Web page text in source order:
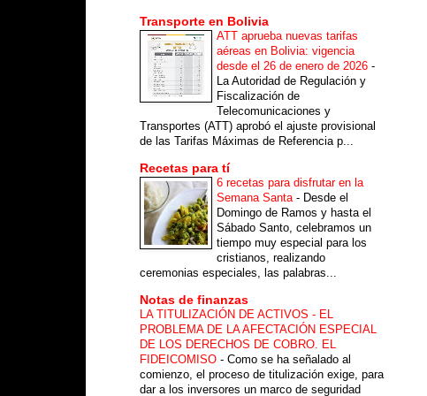
Transporte en Bolivia
ATT aprueba nuevas tarifas
aéreas en Bolivia: vigencia
desde el 26 de enero de 2026 -
La Autoridad de Regulación y
Fiscalización de
Telecomunicaciones y
Transportes (ATT) aprobó el ajuste provisional
de las Tarifas Máximas de Referencia p...
Recetas para tí
6 recetas para disfrutar en la
Semana Santa - Desde el
Domingo de Ramos y hasta el
Sábado Santo, celebramos un
tiempo muy especial para los
cristianos, realizando
ceremonias especiales, las palabras...
Notas de finanzas
LA TITULIZACIÓN DE ACTIVOS - EL
PROBLEMA DE LA AFECTACIÓN ESPECIAL
DE LOS DERECHOS DE COBRO. EL
FIDEICOMISO - Como se ha señalado al
comienzo, el proceso de titulización exige, para
dar a los inversores un marco de seguridad